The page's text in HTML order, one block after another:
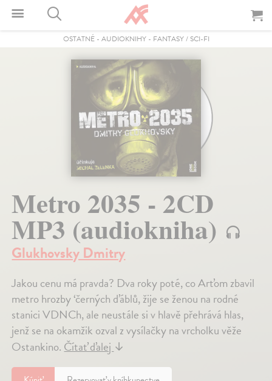
OSTATNÉ- AUDIOKNIHY- FANTASY / SCI-FI
Metro 2035 - 2CD
MP3 (audiokniha)
Glukhovsky Dmitry
Jakou cenu má pravda? Dva roky poté, co Arťom zbavil
metro hrozby ‘černých ďáblů, žije se ženou na rodné
stanici VDNCh, ale neustále si v hlavě přehrává hlas,
jenž se na okamžik ozval z vysílačky na vrcholku věže
Ostankino.Čítať ďalej↓